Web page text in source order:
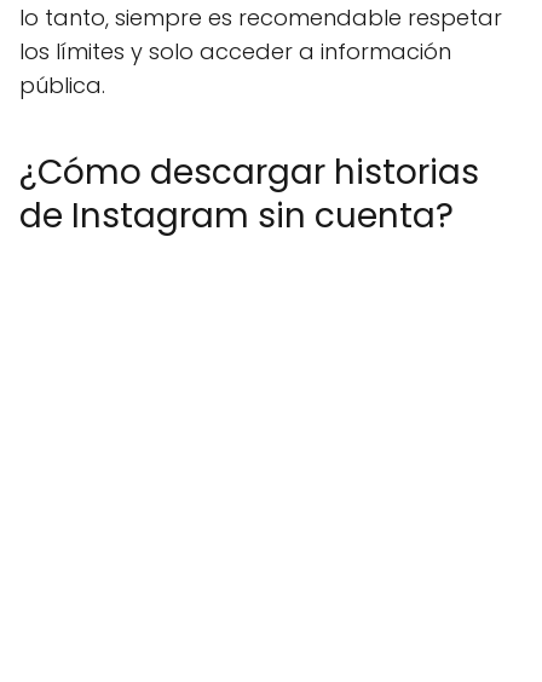
lo tanto, siempre es recomendable respetar
los límites y solo acceder a información
pública.
¿Cómo descargar historias
de Instagram sin cuenta?